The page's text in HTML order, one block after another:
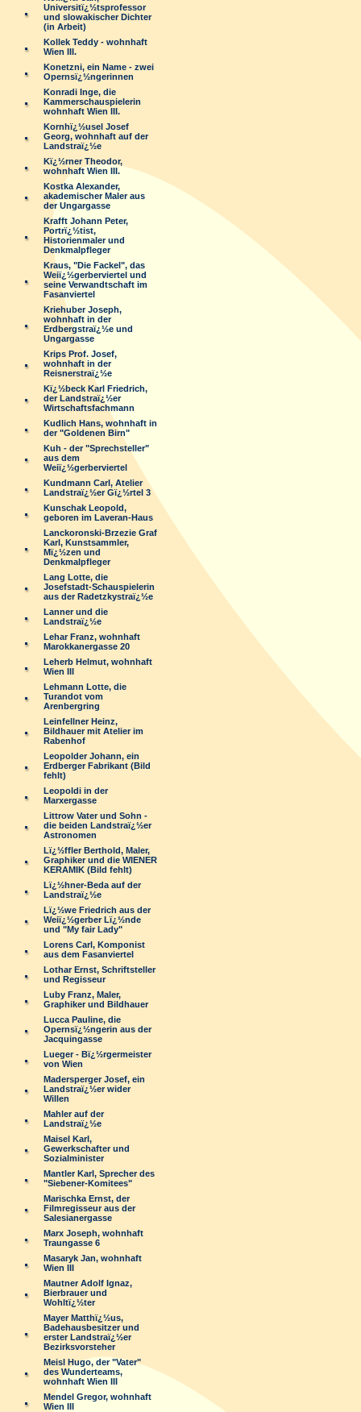
Universitï¿½tsprofessor
und slowakischer Dichter
(in Arbeit)
Kollek Teddy - wohnhaft
Wien III.
Konetzni, ein Name - zwei
Opernsï¿½ngerinnen
Konradi Inge, die
Kammerschauspielerin
wohnhaft Wien III.
Kornhï¿½usel Josef
Georg, wohnhaft auf der
Landstraï¿½e
Kï¿½rner Theodor,
wohnhaft Wien III.
Kostka Alexander,
akademischer Maler aus
der Ungargasse
Krafft Johann Peter,
Portrï¿½tist,
Historienmaler und
Denkmalpfleger
Kraus, "Die Fackel", das
Weiï¿½gerberviertel und
seine Verwandtschaft im
Fasanviertel
Kriehuber Joseph,
wohnhaft in der
Erdbergstraï¿½e und
Ungargasse
Krips Prof. Josef,
wohnhaft in der
Reisnerstraï¿½e
Kï¿½beck Karl Friedrich,
der Landstraï¿½er
Wirtschaftsfachmann
Kudlich Hans, wohnhaft in
der "Goldenen Birn"
Kuh - der "Sprechsteller"
aus dem
Weiï¿½gerberviertel
Kundmann Carl, Atelier
Landstraï¿½er Gï¿½rtel 3
Kunschak Leopold,
geboren im Laveran-Haus
Lanckoronski-Brzezie Graf
Karl, Kunstsammler,
Mï¿½zen und
Denkmalpfleger
Lang Lotte, die
Josefstadt-Schauspielerin
aus der Radetzkystraï¿½e
Lanner und die
Landstraï¿½e
Lehar Franz, wohnhaft
Marokkanergasse 20
Leherb Helmut, wohnhaft
Wien III
Lehmann Lotte, die
Turandot vom
Arenbergring
Leinfellner Heinz,
Bildhauer mit Atelier im
Rabenhof
Leopolder Johann, ein
Erdberger Fabrikant (Bild
fehlt)
Leopoldi in der
Marxergasse
Littrow Vater und Sohn -
die beiden Landstraï¿½er
Astronomen
Lï¿½ffler Berthold, Maler,
Graphiker und die WIENER
KERAMIK (Bild fehlt)
Lï¿½hner-Beda auf der
Landstraï¿½e
Lï¿½we Friedrich aus der
Weiï¿½gerber Lï¿½nde
und "My fair Lady"
Lorens Carl, Komponist
aus dem Fasanviertel
Lothar Ernst, Schriftsteller
und Regisseur
Luby Franz, Maler,
Graphiker und Bildhauer
Lucca Pauline, die
Opernsï¿½ngerin aus der
Jacquingasse
Lueger - Bï¿½rgermeister
von Wien
Madersperger Josef, ein
Landstraï¿½er wider
Willen
Mahler auf der
Landstraï¿½e
Maisel Karl,
Gewerkschafter und
Sozialminister
Mantler Karl, Sprecher des
"Siebener-Komitees"
Marischka Ernst, der
Filmregisseur aus der
Salesianergasse
Marx Joseph, wohnhaft
Traungasse 6
Masaryk Jan, wohnhaft
Wien III
Mautner Adolf Ignaz,
Bierbrauer und
Wohltï¿½ter
Mayer Matthï¿½us,
Badehausbesitzer und
erster Landstraï¿½er
Bezirksvorsteher
Meisl Hugo, der "Vater"
des Wunderteams,
wohnhaft Wien III
Mendel Gregor, wohnhaft
Wien III